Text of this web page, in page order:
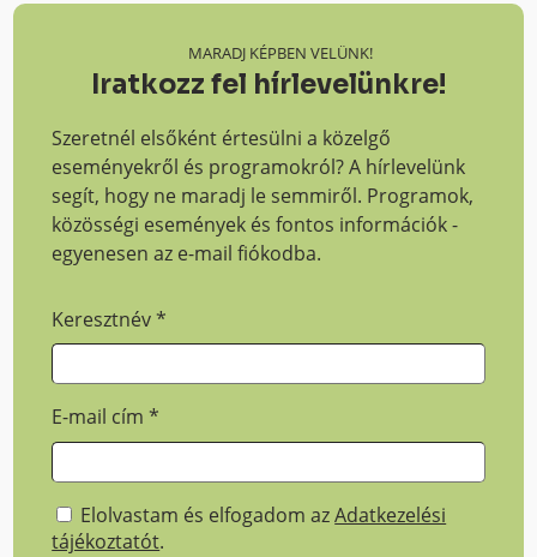
MARADJ KÉPBEN VELÜNK!
Iratkozz fel hírlevelünkre!
Szeretnél elsőként értesülni a közelgő
eseményekről és programokról? A hírlevelünk
segít, hogy ne maradj le semmiről. Programok,
közösségi események és fontos információk -
egyenesen az e-mail fiókodba.
Keresztnév*
E-mail cím*
Elolvastam és elfogadom azAdatkezelési
tájékoztatót.